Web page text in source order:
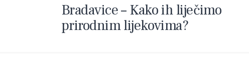
Bradavice – Kako ih liječimo
prirodnim lijekovima?